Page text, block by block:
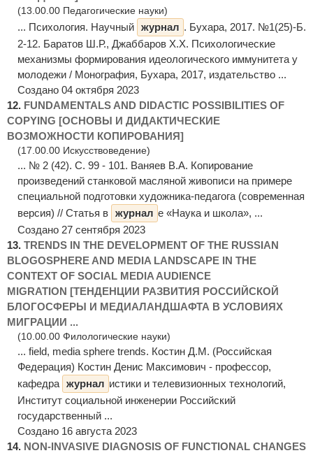
(13.00.00 Педагогические науки)
... Психология. Научный журнал . Бухара, 2017. №1(25)-Б.
2-12. Баратов Ш.Р., Джаббаров Х.Х. Психологические
механизмы формирования идеологического иммунитета у
молодежи / Монография, Бухара, 2017, издательство ...
Создано 04 октября 2023
12. FUNDAMENTALS AND DIDACTIC POSSIBILITIES OF
COPYING [ОСНОВЫ И ДИДАКТИЧЕСКИЕ
ВОЗМОЖНОСТИ КОПИРОВАНИЯ]
(17.00.00 Искусствоведение)
... № 2 (42). С. 99 - 101. Ваняев В.А. Копирование
произведений станковой масляной живописи на примере
специальной подготовки художника-педагога (современная
версия) // Статья в журнал е «Наука и школа», ...
Создано 27 сентября 2023
13. TRENDS IN THE DEVELOPMENT OF THE RUSSIAN
BLOGOSPHERE AND MEDIA LANDSCAPE IN THE
CONTEXT OF SOCIAL MEDIA AUDIENCE
MIGRATION [ТЕНДЕНЦИИ РАЗВИТИЯ РОССИЙСКОЙ
БЛОГОСФЕРЫ И МЕДИАЛАНДШАФТА В УСЛОВИЯХ
МИГРАЦИИ ...
(10.00.00 Филологические науки)
... field, media sphere trends. Костин Д.М. (Российская
Федерация) Костин Денис Максимович - профессор,
кафедра журнал истики и телевизионных технологий,
Институт социальной инженерии Российский
государственный ...
Создано 16 августа 2023
14. NON-INVASIVE DIAGNOSIS OF FUNCTIONAL CHANGES